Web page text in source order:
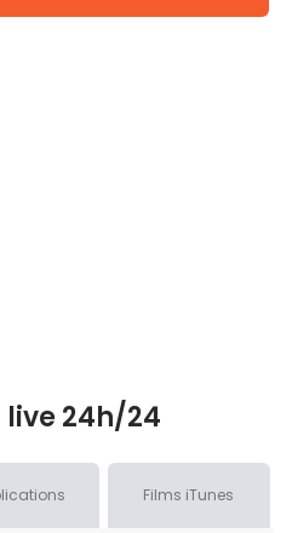
live 24h/24
Films iTunes